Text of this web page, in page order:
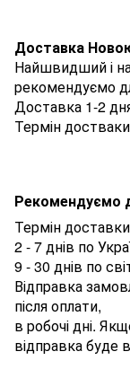
Доставка
Найшвидший і
рекомендуємо
Доставка 1-2
Термін
Рекомендуємо
Термін
2 - 7 днів по
9 - 30 днів по
Відправка
після оплати,
в робочі дні.
відправка буде